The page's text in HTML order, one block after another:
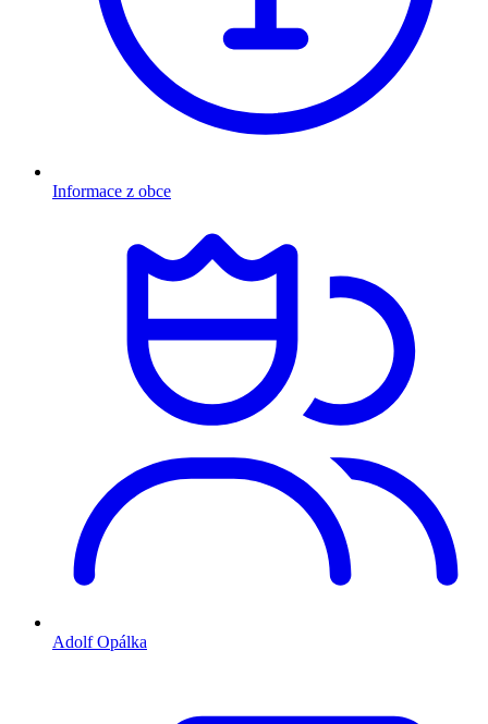
Informace z obce
Adolf Opálka